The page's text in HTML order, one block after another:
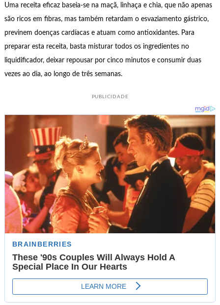
Uma receita eficaz baseia-se na maçã, linhaça e chia, que não apenas
são ricos em fibras, mas também retardam o esvaziamento gástrico,
previnem doenças cardíacas e atuam como antioxidantes. Para
preparar esta receita, basta misturar todos os ingredientes no
liquidificador, deixar repousar por cinco minutos e consumir duas
vezes ao dia, ao longo de três semanas.
PUBLICIDADE